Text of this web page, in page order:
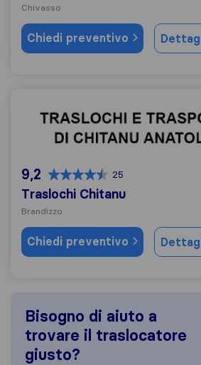
Chivasso
Chiedi preventivo
Traslochi Chitanu
9,2 25
Traslochi Chitanu
Brandizzo
Chiedi preventivo
Bisogno di aiuto a
trovare il traslocatore
giusto?